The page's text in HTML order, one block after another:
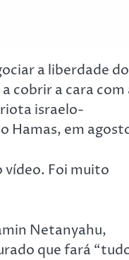
a liberdade
cobrir a cara com
israelo-
Hamas, em
vídeo. Foi muito
Netanyahu,
que fará